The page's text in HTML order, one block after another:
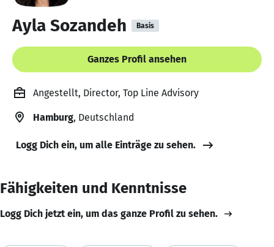
Ayla Sozandeh Basis
Ganzes Profil ansehen
Angestellt, Director, Top Line Advisory
Hamburg, Deutschland
Logg Dich ein, um alle Einträge zu sehen.
Fähigkeiten und Kenntnisse
Logg Dich jetzt ein, um das ganze Profil zu sehen.